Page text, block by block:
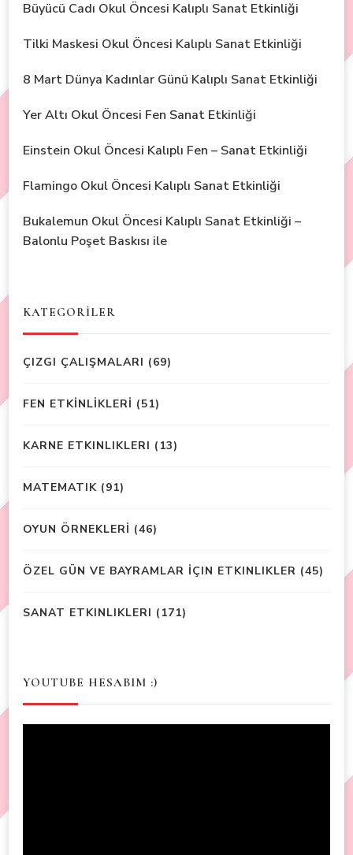
Büyücü Cadı Okul Öncesi Kalıplı Sanat Etkinliği
Tilki Maskesi Okul Öncesi Kalıplı Sanat Etkinliği
8 Mart Dünya Kadınlar Günü Kalıplı Sanat Etkinliği
Yer Altı Okul Öncesi Fen Sanat Etkinliği
Einstein Okul Öncesi Kalıplı Fen – Sanat Etkinliği
Flamingo Okul Öncesi Kalıplı Sanat Etkinliği
Bukalemun Okul Öncesi Kalıplı Sanat Etkinliği –
Balonlu Poşet Baskısı ile
KATEGORİLER
ÇIZGI ÇALIŞMALARI (69)
FEN ETKİNLİKLERİ (51)
KARNE ETKINLIKLERI (13)
MATEMATIK (91)
OYUN ÖRNEKLERİ (46)
ÖZEL GÜN VE BAYRAMLAR İÇIN ETKINLIKLER (45)
SANAT ETKINLIKLERI (171)
YOUTUBE HESABIM :)